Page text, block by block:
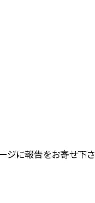
ジに報告をお寄せ下さ